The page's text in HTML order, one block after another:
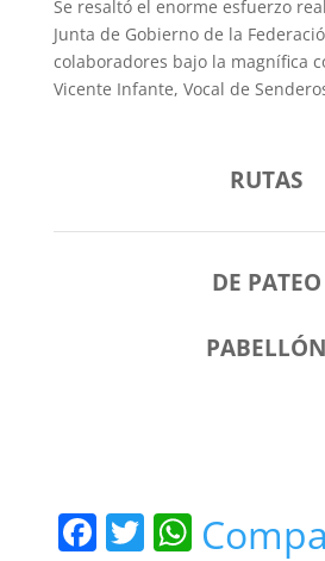
Se resaltó el enorme esfuerzo
Junta de Gobierno de la
colaboradores bajo la magnífica
Vicente Infante, Vocal de
RUTAS
DE PATEO
PABELLÓN
F T W